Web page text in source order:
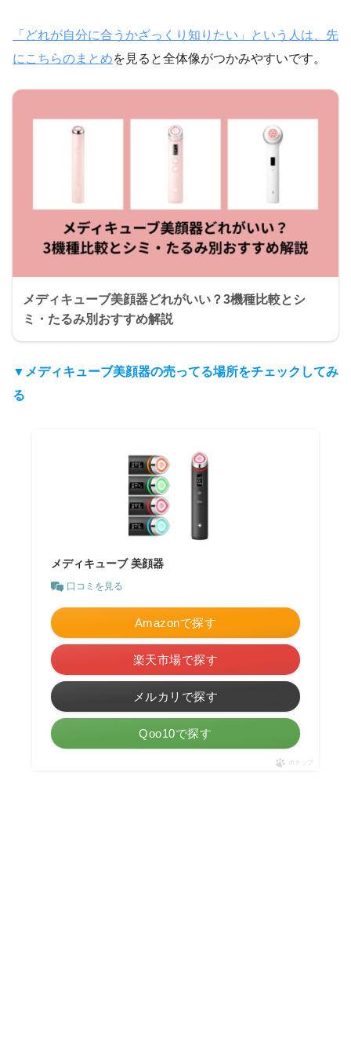
「どれが自分に合うかざっくり知りたい」という人は、先
にこちらのまとめを見ると全体像がつかみやすいです。
メディキューブ美顔器どれがいい？3機種比較とシ
ミ・たるみ別おすすめ解説
▼メディキューブ美顔器の売ってる場所をチェックしてみ
る
メディキューブ 美顔器
口コミを見る
Amazonで探す
楽天市場で探す
メルカリで探す
Qoo10で探す
ポチップ